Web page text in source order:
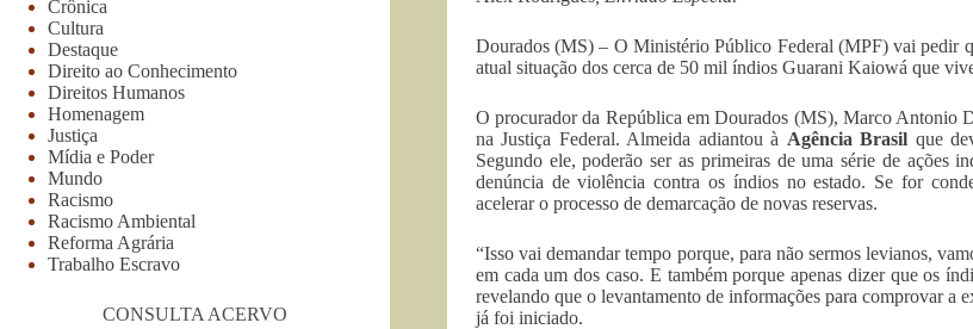
Dourados (MS) – O Ministério Público Federal (MPF) vai pedir
atual situação dos cerca de 50 mil índios Guarani Kaiowá que
O procurador da República em Dourados (MS), Marco Antonio
na Justiça Federal. Almeida adiantou à Agência Brasil que
Segundo ele, poderão ser as primeiras de uma série de ações
denúncia de violência contra os índios no estado. Se for
acelerar o processo de demarcação de novas reservas.
“Isso vai demandar tempo porque, para não sermos levianos,
em cada um dos caso. E também porque apenas dizer que os
revelando que o levantamento de informações para comprovar a
já foi iniciado.
Crônica
Cultura
Destaque
Direito ao Conhecimento
Direitos Humanos
Homenagem
Justiça
Mídia e Poder
Mundo
Racismo
Racismo Ambiental
Reforma Agrária
Trabalho Escravo
CONSULTA ACERVO